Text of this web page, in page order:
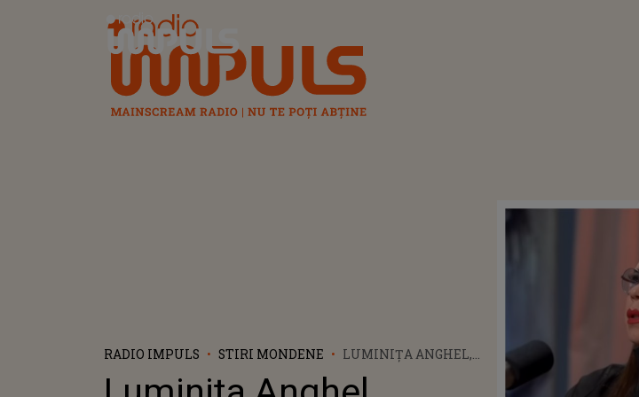
Radio Impuls
RADIO IMPULS STIRI MONDENE
LUMINIȚA ANGHEL,
MOARTEA DE FIUL SĂU